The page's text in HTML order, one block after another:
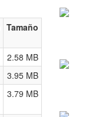
Tamaño
2.58 MB
3.95 MB
3.79 MB